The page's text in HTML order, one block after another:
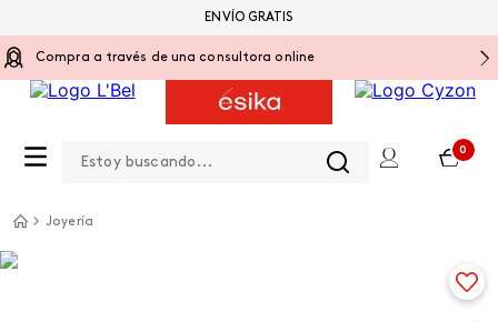
Compra a través de una consultora online
0
ENVÍO GRATIS
Joyería